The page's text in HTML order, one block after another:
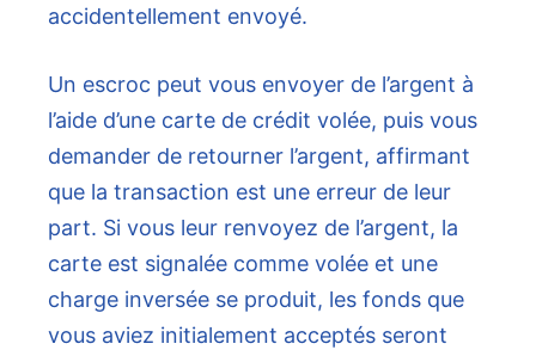
accidentellement envoyé.
Un escroc peut vous envoyer de l’argent à
l’aide d’une carte de crédit volée, puis vous
demander de retourner l’argent, affirmant
que la transaction est une erreur de leur
part. Si vous leur renvoyez de l’argent, la
carte est signalée comme volée et une
charge inversée se produit, les fonds que
vous aviez initialement acceptés seront